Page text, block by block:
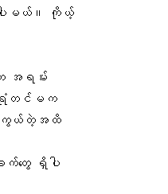
ပါမယ်။ ကိုယ့်
က အရမ်း
းရုံတင်မက
ာကွယ်တဲ့အထိ
တွေ ရှိပါ